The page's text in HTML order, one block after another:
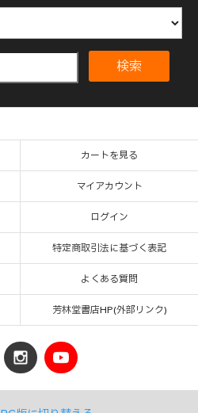
検索
カートを見る
マイアカウント
ログイン
特定商取引法に基づく表記
よくある質問
芳林堂書店HP(外部リンク)